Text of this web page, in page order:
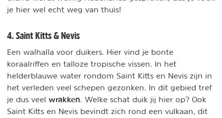
je hier wel echt weg van thuis!
4. Saint Kitts & Nevis
Een walhalla voor duikers. Hier vind je bonte
koraalriffen en talloze tropische vissen. In het
helderblauwe water rondom Saint Kitts en Nevis zijn in
het verleden veel schepen gezonken. In dit gebied tref
je dus veel wrakken . Welke schat duik jij hier op? Ook
Saint Kitts en Nevis bevindt zich rond een vulkaan, dit